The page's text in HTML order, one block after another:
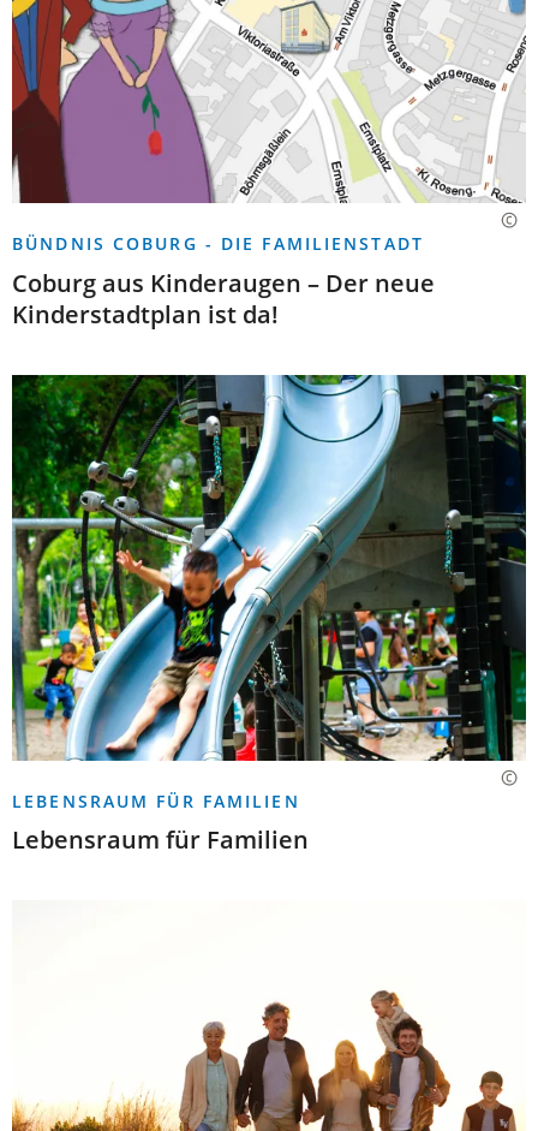
BÜNDNIS COBURG - DIE FAMILIENSTADT
Coburg aus Kinderaugen – Der neue
Kinderstadtplan ist da!
LEBENSRAUM FÜR FAMILIEN
Lebensraum für Familien